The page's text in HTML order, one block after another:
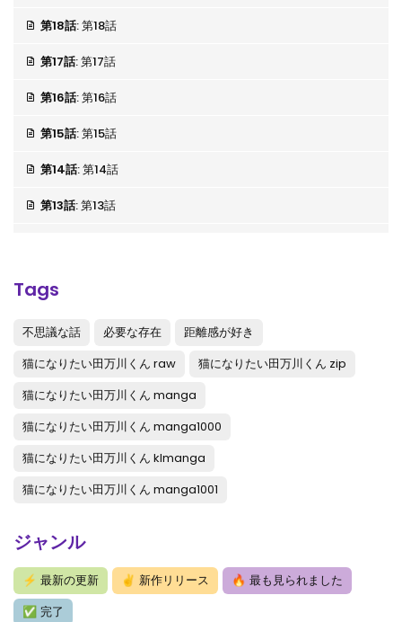
第18話: 第18話
第17話: 第17話
第16話: 第16話
第15話: 第15話
第14話: 第14話
第13話: 第13話
: 第8話
第7話: 第7話
第6話: 第6話
第5話: 第5話
第3話: 第3話
第2話: 第2話
Tags
不思議な話 必要な存在
距離感が好き
猫になりたい田万川くん raw
猫になりたい田万川くん zip
猫になりたい田万川くん manga
猫になりたい田万川くん manga1000
猫になりたい田万川くん klmanga
猫になりたい田万川くん manga1001
ジャンル
⚡ 最新の更新 ✌ 新作リリース 🔥 最も見られました
✅ 完了